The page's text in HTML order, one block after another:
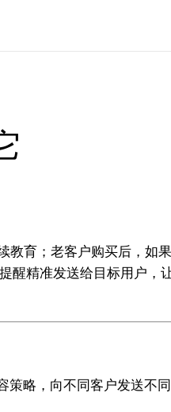
教育；老客户购买后，如
醒精准发送给目标用户，
策略，向不同客户发送不